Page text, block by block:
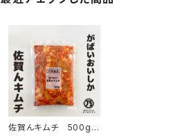
佐賀んキムチ 500g